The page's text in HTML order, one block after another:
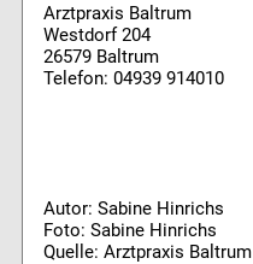
Arztpraxis Baltrum
Westdorf 204
26579 Baltrum
Telefon: 04939 914010
Autor: Sabine Hinrichs
Foto: Sabine Hinrichs
Quelle: Arztpraxis Baltrum